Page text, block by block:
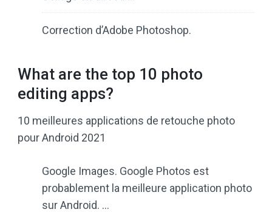
Correction d’Adobe Photoshop.
What are the top 10 photo
editing apps?
10 meilleures applications de retouche photo
pour Android 2021
Google Images. Google Photos est
probablement la meilleure application photo
sur Android. …